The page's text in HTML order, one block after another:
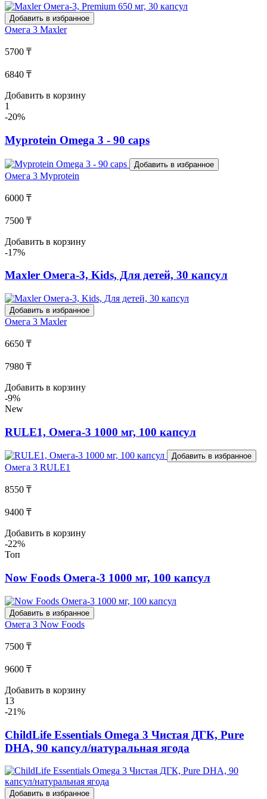
Добавить в избранное
Омега 3 Maxler
5700 ₸
6840 ₸
Добавить в корзину
1
-20%
Myprotein Omega 3 - 90 caps
Добавить в избранное
Омега 3 Myprotein
6000 ₸
7500 ₸
Добавить в корзину
-17%
Maxler Омега-3, Kids, Для детей, 30 капсул
Добавить в избранное
Омега 3 Maxler
6650 ₸
7980 ₸
Добавить в корзину
-9%
New
RULE1, Омега-3 1000 мг, 100 капсул
Добавить в избранное
Омега 3 RULE1
8550 ₸
9400 ₸
Добавить в корзину
-22%
Топ
Now Foods Омега-3 1000 мг, 100 капсул
Добавить в избранное
Омега 3 Now Foods
7500 ₸
9600 ₸
Добавить в корзину
13
-21%
ChildLife Essentials Omega 3 Чистая ДГК, Pure
DHA, 90 капсул/натуральная ягода
Добавить в избранное